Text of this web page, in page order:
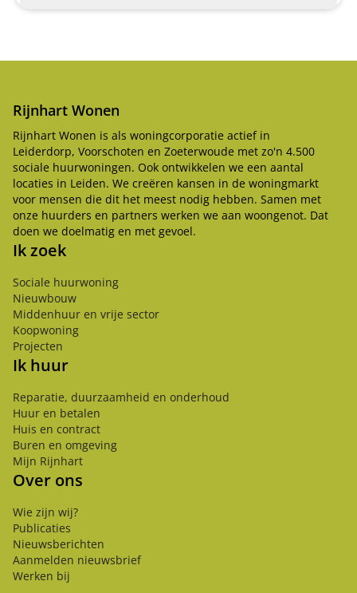
Rijnhart Wonen
Rijnhart Wonen is als woningcorporatie actief in
Leiderdorp, Voorschoten en Zoeterwoude met zo'n 4.500
sociale huurwoningen. Ook ontwikkelen we een aantal
locaties in Leiden. We creëren kansen in de woningmarkt
voor mensen die dit het meest nodig hebben. Samen met
onze huurders en partners werken we aan woongenot. Dat
doen we doelmatig en met gevoel.
Ik zoek
Sociale huurwoning
Nieuwbouw
Middenhuur en vrije sector
Koopwoning
Projecten
Ik huur
Reparatie, duurzaamheid en onderhoud
Huur en betalen
Huis en contract
Buren en omgeving
Mijn Rijnhart
Over ons
Wie zijn wij?
Publicaties
Nieuwsberichten
Aanmelden nieuwsbrief
Werken bij